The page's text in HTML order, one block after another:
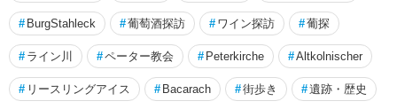
ハ
ー
ナ
ウ
# BurgStahleck #葡萄酒探訪 # ワイン探訪 #葡探
# ライン川 #ペーター教会 # Peterkirche #Altkolnischer
# リースリングアイス # Bacarach #街歩き #遺跡・歴史